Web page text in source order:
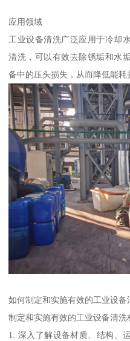
应用领域
工业设备清洗广泛应用于冷却
清洗，可以有效去除锈垢和水
备中的压头损失，从而降低能耗
如何制定和实施有效的工业设备
制定和实施有效的工业设备清洗
1. 深入了解设备材质、结构、